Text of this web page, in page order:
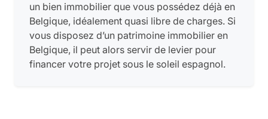
un bien immobilier que vous possédez déjà en
Belgique, idéalement quasi libre de charges. Si
vous disposez d’un patrimoine immobilier en
Belgique, il peut alors servir de levier pour
financer votre projet sous le soleil espagnol.